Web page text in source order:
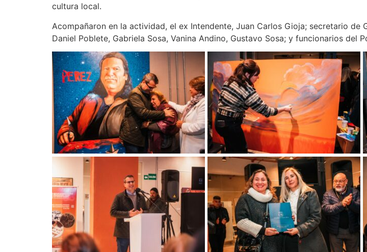
cultura local.
Acompañaron en la actividad, el ex Intendente, Juan Carlos Gioja; secretario
Daniel Poblete, Gabriela Sosa, Vanina Andino, Gustavo Sosa; y funcionarios del